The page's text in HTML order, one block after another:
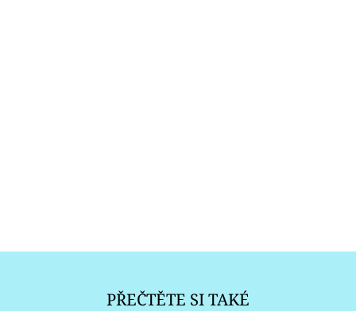
PŘEČTĚTE SI TAKÉ